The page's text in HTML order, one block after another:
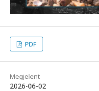
PDF
Megjelent
2026-06-02